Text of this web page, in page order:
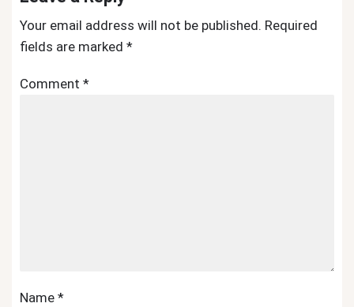
Your email address will not be published. Required
fields are marked *
Comment *
Name *